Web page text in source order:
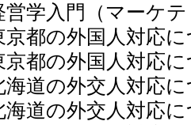
営学入門（マーケ
京都の外国人対応
京都の外国人対応
海道の外交人対応
海道の外交人対応